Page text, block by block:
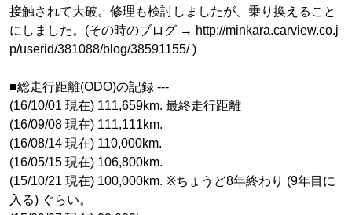
接触されて大破。修理も検討しましたが、乗り換えること
にしました。(その時のブログ → http://minkara.carview.co.j
p/userid/381088/blog/38591155/ )
■総走行距離(ODO)の記録 ---
(16/10/01 現在) 111,659km. 最終走行距離
(16/09/08 現在) 111,111km.
(16/08/14 現在) 110,000km.
(16/05/15 現在) 106,800km.
(15/10/21 現在) 100,000km. ※ちょうど8年終わり (9年目に
入る) ぐらい。